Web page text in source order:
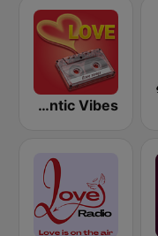
Romantic Vibes